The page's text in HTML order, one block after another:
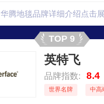
华腾地毯品牌详细介绍点击
TOP 9
英特飞
品牌指数: 8.4
世界名牌 中高